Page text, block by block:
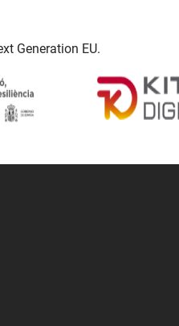
Generation EU.